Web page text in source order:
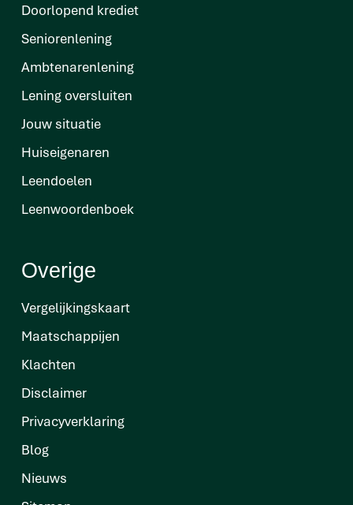
Doorlopend krediet
Seniorenlening
Ambtenarenlening
Lening oversluiten
Jouw situatie
Huiseigenaren
Leendoelen
Leenwoordenboek
Overige
Vergelijkingskaart
Maatschappijen
Klachten
Disclaimer
Privacyverklaring
Blog
Nieuws